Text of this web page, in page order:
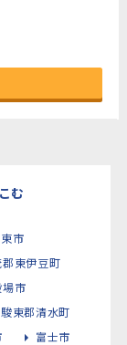
む
市
郡東伊豆町
市
駿東郡清水町
富士市